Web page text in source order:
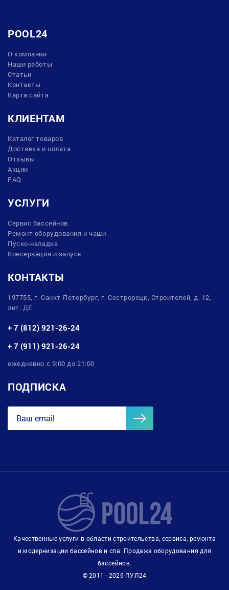
POOL24
О компании
Наши работы
Статьи
Контакты
Карта сайта
КЛИЕНТАМ
Каталог товаров
Доставка и оплата
Отзывы
Акции
FAQ
УСЛУГИ
Сервис бассейнов
Ремонт оборудования и чаши
Пуско-наладка
Консервация и запуск
КОНТАКТЫ
197755, г. Санкт-Петербург, г. Сестрорецк, Строителей, д. 12,
лит. ДЕ
+ 7 (812) 921-26-24
+ 7 (911) 921-26-24
ежедневно с 9:00 до 21:00
ПОДПИСКА
Качественные услуги в области строительства, сервиса, ремонта
и модернизации бассейнов и спа. Продажа оборудования для
бассейнов.
© 2011 - 2026 ПУЛ24